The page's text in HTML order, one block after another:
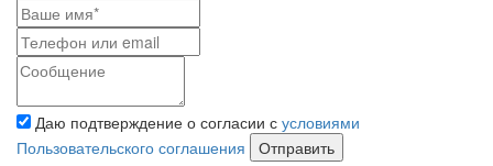
Даю подтверждение о согласии с условиями
Пользовательского соглашения
Отправить